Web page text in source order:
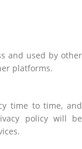
and used by other
platforms.
time to time, and
policy will be